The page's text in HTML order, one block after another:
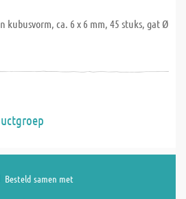
ca. 6 x 6 mm, 45 stuks, gat Ø
Besteld samen met